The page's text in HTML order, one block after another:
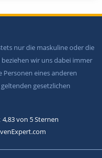
nur die maskuline oder die
wir uns dabei immer
Personen eines anderen
gesetzlichen
4,83von 5Sternen